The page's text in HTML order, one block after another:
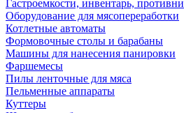
Гастроемкости, инвентарь, противни
Оборудование для мясопереработки
Котлетные автоматы
Формовочные столы и барабаны
Машины для нанесения панировки
Фаршемесы
Пилы ленточные для мяса
Пельменные аппараты
Куттеры